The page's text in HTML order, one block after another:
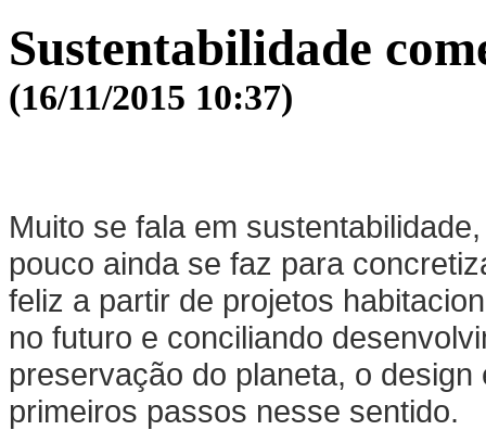
Sustentabilidade
(16/11/2015 10:37)
Muito se fala em
pouco ainda se faz para
feliz a partir de projetos
no futuro e conciliando
preservação do planeta, o
primeiros passos nesse sentido.